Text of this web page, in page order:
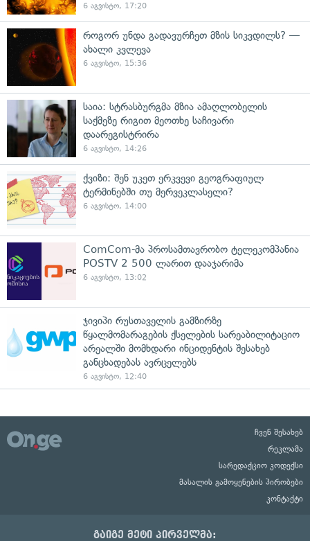
6 აგვისტო, 17:20
როგორ უნდა გადავურჩეთ მზის სიკვდილს? —
ახალი კვლევა
6 აგვისტო, 15:36
საია: სტრასბურგმა მზია ამაღლობელის
საქმეზე რიგით მეოთხე საჩივარი
დაარეგისტრირა
6 აგვისტო, 14:26
ქვიზი: შენ უკეთ ერკვევი გეოგრაფიულ
ტერმინებში თუ მერვეკლასელი?
6 აგვისტო, 14:00
ComCom-მა პროსამთავრობო ტელეკომპანია
POSTV 2 500 ლარით დააჯარიმა
6 აგვისტო, 13:02
ჯივიპი რუსთაველის გამზირზე
წყალმომარაგების ქსელების სარეაბილიტაციო
არეალში მომხდარი ინციდენტის შესახებ
განცხადებას ავრცელებს
6 აგვისტო, 12:40
ჩვენ შესახებ
რეკლამა
სარედაქციო კოდექსი
მასალის გამოყენების პირობები
კონტაქტი
გაიგე მეტი პირველმა: